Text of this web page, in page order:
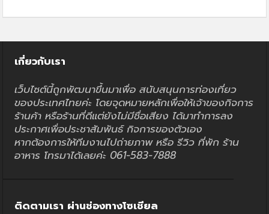
เกี่ยวกับเรา
เว็บไซต์นี้ถูกพัฒนาขึ้นมาเพื่อ สนับสนุนการท่องเที่ยว
ของประเทศไทยค่ะ โดยจุดหมายหลักเพื่อให้เจ้าของกิจการ
ร้านค้า หรือร้านที่ดีแต่ยังไม่มีชื่อเสียง ได้มาทำการลง
ประกาศเพื่อประชาสัมพันธ์ กิจการของตัวเอง
หากต้องการให้ทีมงานไปถ่ายภาพ หรือ รีวิว ที่พัก ร้าน
อาหาร โทรมาได้เลยค่ะ 061-583-7888
ติดตามเรา ผ่านช่องทางโซเชียล